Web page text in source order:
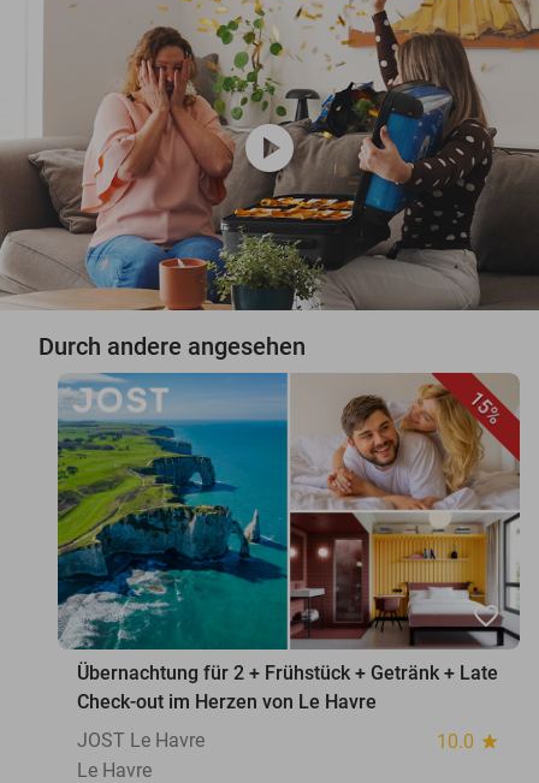
play_circle
Durch andere angesehen
15%
favorite_border
Übernachtung für 2 + Frühstück + Getränk + Late
Check-out im Herzen von Le Havre
JOST Le Havre
10.0 star
Le Havre